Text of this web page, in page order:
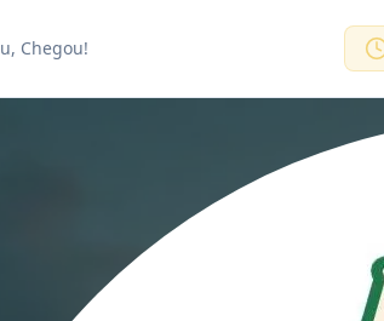
Chegou!